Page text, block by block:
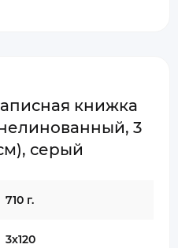
книжка
3
серый
710 г.
3х120